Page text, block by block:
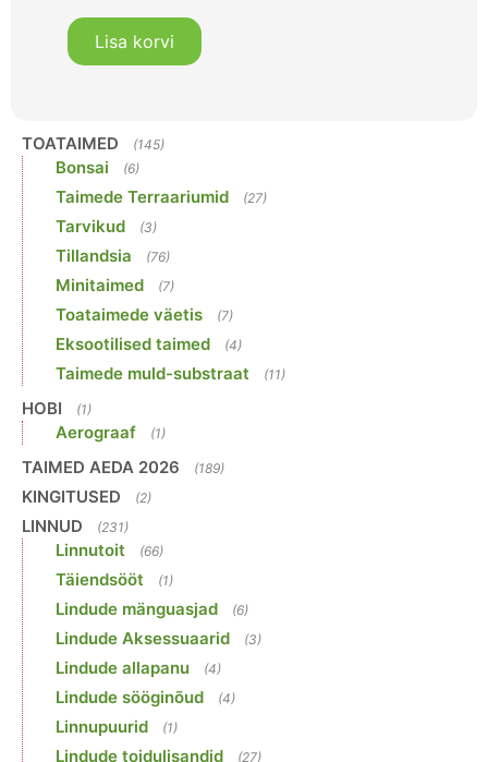
Lisa korvi
TOATAIMED (145)
Bonsai (6)
Taimede Terraariumid (27)
Tarvikud (3)
Tillandsia (76)
Minitaimed (7)
Toataimede väetis (7)
Eksootilised taimed (4)
Taimede muld-substraat (11)
HOBI (1)
Aerograaf (1)
TAIMED AEDA 2026 (189)
KINGITUSED (2)
LINNUD (231)
Linnutoit (66)
Täiendsööt (1)
Lindude mänguasjad (6)
Lindude Aksessuaarid (3)
Lindude allapanu (4)
Lindude sööginõud (4)
Linnupuurid (1)
Lindude toidulisandid (27)